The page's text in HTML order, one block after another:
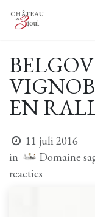
Overslaan naar
EN
11 juli 2016
in
Domaine
reacties